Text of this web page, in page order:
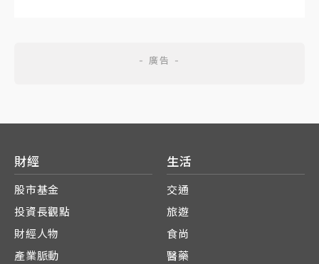
財經
股市基金
投資長觀點
財經人物
產業脈動
生活
交通
旅遊
食尚
醫藥